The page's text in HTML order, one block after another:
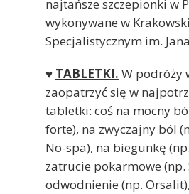
najtańsze szczepionki w
wykonywane w
Specjalistycznym im.
♥ TABLETKI. W podróży
zaopatrzyć się w
tabletki: coś na mocny
forte), na zwyczajny ból
No-spa), na biegunkę
zatrucie pokarmowe (np.
odwodnienie (np.